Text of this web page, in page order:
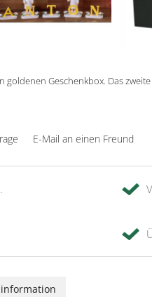
Geschenkbox. Das
E-Mail an einen Freund